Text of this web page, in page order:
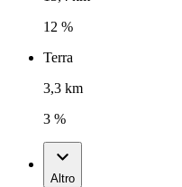
12 %
Terra
3,3 km
3 %
Altro